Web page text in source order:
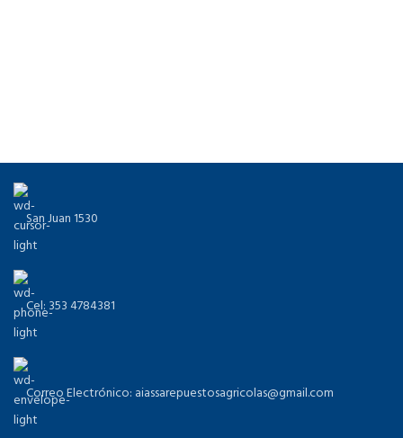
San Juan 1530
Cel: 353 4784381
Correo Electrónico: aiassarepuestosagricolas@gmail.com